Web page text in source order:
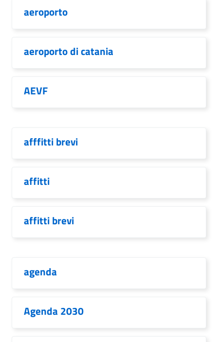
aeroporto
aeroporto di catania
AEVF
afffitti brevi
affitti
affitti brevi
agenda
Agenda 2030